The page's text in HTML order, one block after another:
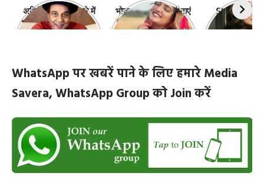
अभिनेता धर्मेंद्र के बारे में
10 रोचक बातें, जिनके बारे
भोजपुरी की ये 10 हसीनाएं
हैं सबसे खूबसूरत | top-
Shefali
‘कांटा लगा
WhatsApp पर खबरें पाने के लिए हमारे Media
Savera, WhatsApp Group को Join करें